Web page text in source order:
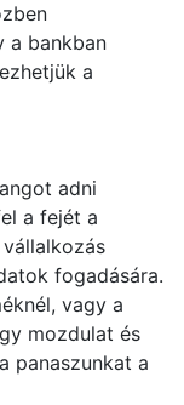
a bankban
a
adni
a fejét a
fogadására.
vagy a
mozdulat és
panaszunkat a